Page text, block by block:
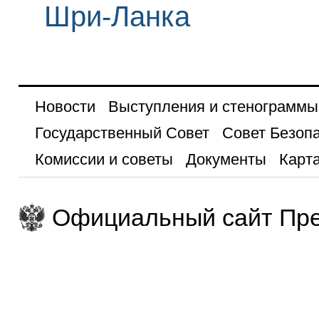
Шри-Ланка
Новости
Выступления и стенограммы
Государственный Совет
Совет
Комиссии и советы
Документы
Официальный сайт